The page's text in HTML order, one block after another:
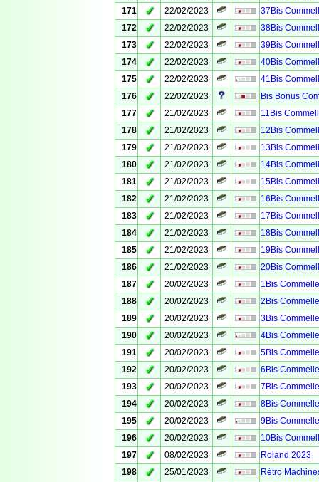
171
✓ 22/02/2023
37Bis
172
✓ 22/02/2023
38Bis
173
✓ 22/02/2023
39Bis
174
✓ 22/02/2023
40Bis
175
✓ 22/02/2023
41Bis
176
✓ 22/02/2023
Bis Bonus
177
✓ 21/02/2023
11Bis
178
✓ 21/02/2023
12Bis
179
✓ 21/02/2023
13Bis
180
✓ 21/02/2023
14Bis
181
✓ 21/02/2023
15Bis
182
✓ 21/02/2023
16Bis
183
✓ 21/02/2023
17Bis
184
✓ 21/02/2023
18Bis
185
✓ 21/02/2023
19Bis
186
✓ 21/02/2023
20Bis
187
✓ 20/02/2023
1Bis
188
✓ 20/02/2023
2Bis
189
✓ 20/02/2023
3Bis
190
✓ 20/02/2023
4Bis
191
✓ 20/02/2023
5Bis
192
✓ 20/02/2023
6Bis
193
✓ 20/02/2023
7Bis
194
✓ 20/02/2023
8Bis
195
✓ 20/02/2023
9Bis
196
✓ 20/02/2023
10Bis
197
✓ 08/02/2023
Roland 2023
198
✓ 25/01/2023
Rétro